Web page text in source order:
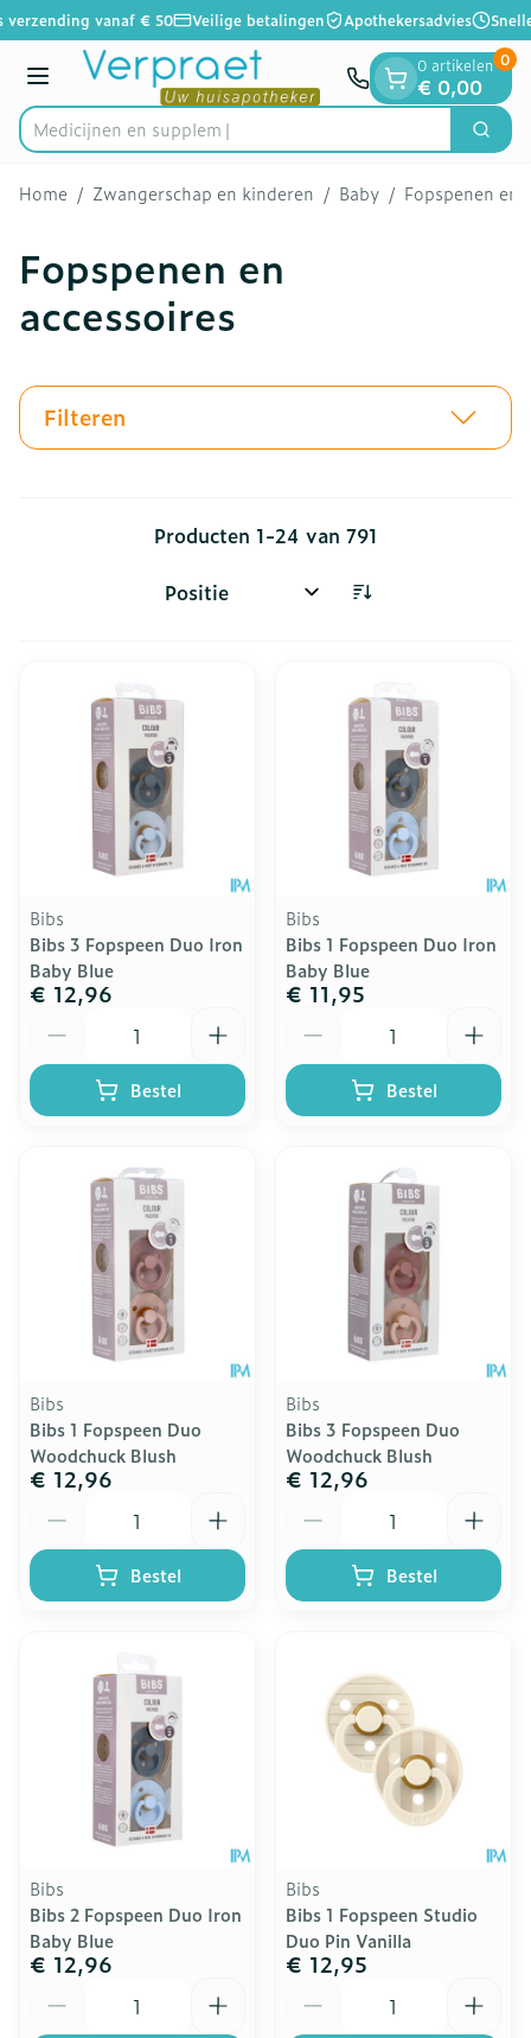
Ga naar de inhoud
1 van 1vanaf € 50 Veilige betalingen Apothekersadvies
Menu
Product, merk, categorie...
Zoek
0 artikelen
€ 0,00
0
Home / Zwangerschap en kinderen / Baby / Fopspenen en
Fopspenen en
accessoires
Filteren
Producten 1-24 van 791
Sorteer op:
Bibs
Bibs 3 Fopspeen Duo Iron
Baby Blue
€ 12,96
Bestel
Bibs
Bibs 1 Fopspeen Duo Iron
Baby Blue
€ 11,95
Bestel
Bibs
Bibs 1 Fopspeen Duo
Woodchuck Blush
€ 12,96
Bestel
Bibs
Bibs 3 Fopspeen Duo
Woodchuck Blush
€ 12,96
Bestel
Bibs
Bibs 2 Fopspeen Duo Iron
Baby Blue
€ 12,96
Bibs
Bibs 1 Fopspeen Studio
Duo Pin Vanilla
€ 12,95